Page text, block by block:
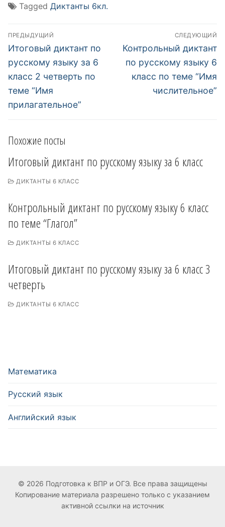
Tagged Диктанты 6кл.
Навигация
по
записям
ПРЕДЫДУЩИЙ
Предыдущий
пост:
Итоговый диктант по
русскому языку за 6
класс 2 четверть по
теме “Имя
прилагательное”
СЛЕДУЮЩИЙ
Следующий
пост:
Контрольный диктант
по русскому языку 6
класс по теме “Имя
числительное”
Похожие посты
Итоговый диктант по русскому языку за 6 класс
ДИКТАНТЫ 6 КЛАСС
Контрольный диктант по русскому языку 6 класс
по теме “Глагол”
ДИКТАНТЫ 6 КЛАСС
Итоговый диктант по русскому языку за 6 класс 3
четверть
ДИКТАНТЫ 6 КЛАСС
Математика
Русский язык
Английский язык
© 2026 Подготовка к ВПР и ОГЭ. Все права защищены
Копирование материала разрешено только с указанием
активной ссылки на источник